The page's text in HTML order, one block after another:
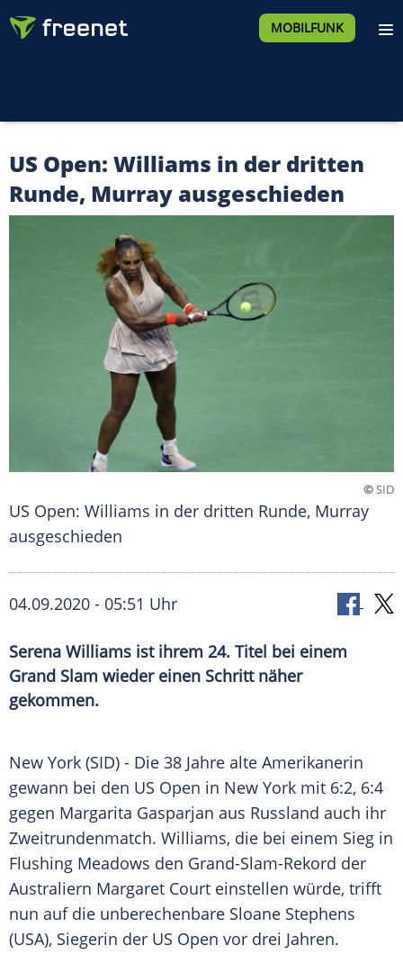
MOBILFUNK
US Open: Williams in der dritten
Runde, Murray ausgeschieden
©SID
US Open: Williams in der dritten Runde, Murray
ausgeschieden
04.09.2020 - 05:51 Uhr
Serena Williams ist ihrem 24. Titel bei einem
Grand Slam wieder einen Schritt näher
gekommen.
New York (SID) - Die 38 Jahre alte Amerikanerin
gewann bei den US Open in New York mit 6:2, 6:4
gegen Margarita Gasparjan aus Russland auch ihr
Zweitrundenmatch. Williams, die bei einem Sieg in
Flushing Meadows den Grand-Slam-Rekord der
Australiern Margaret Court einstellen würde, trifft
nun auf die unberechenbare Sloane Stephens
(USA), Siegerin der US Open vor drei Jahren.